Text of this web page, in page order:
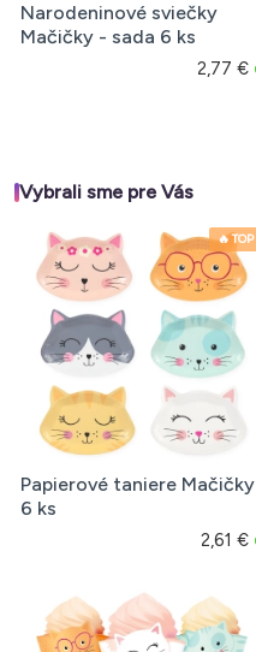
Narodeninové sviečky
Mačičky - sada 6 ks
2,77 €
Vybrali sme pre Vás
🔥 TOP
Papierové taniere Mačičky
6 ks
2,61 €